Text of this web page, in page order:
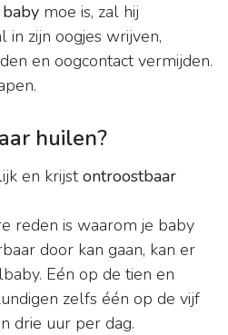
baby moe is, zal hij
in zijn oogjes wrijven,
en oogcontact vermijden.
huilen?
en krijstontroostbaar
reden is waarom je baby
door kan gaan, kan er
Eén op de tien en
zelfs één op de vijf
drie uur per dag.